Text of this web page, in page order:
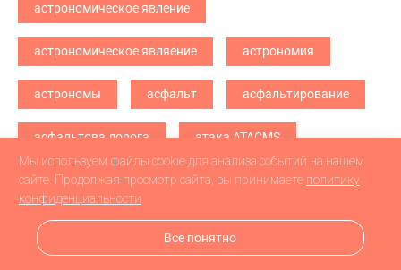
астрономическое явление
астрономическое являение астрономия
астрономы асфальт асфальтирование
асфальтова дорога атака ATACMS
атака БПЛА атака дронв атака дронов
атака дронов БПЛА атака дронов\
Мы используем файлы cookie для анализа событий на нашем
сайте. Продолжая просмотр сайта, вы принимаете политику
конфиденциальности
Все понятно